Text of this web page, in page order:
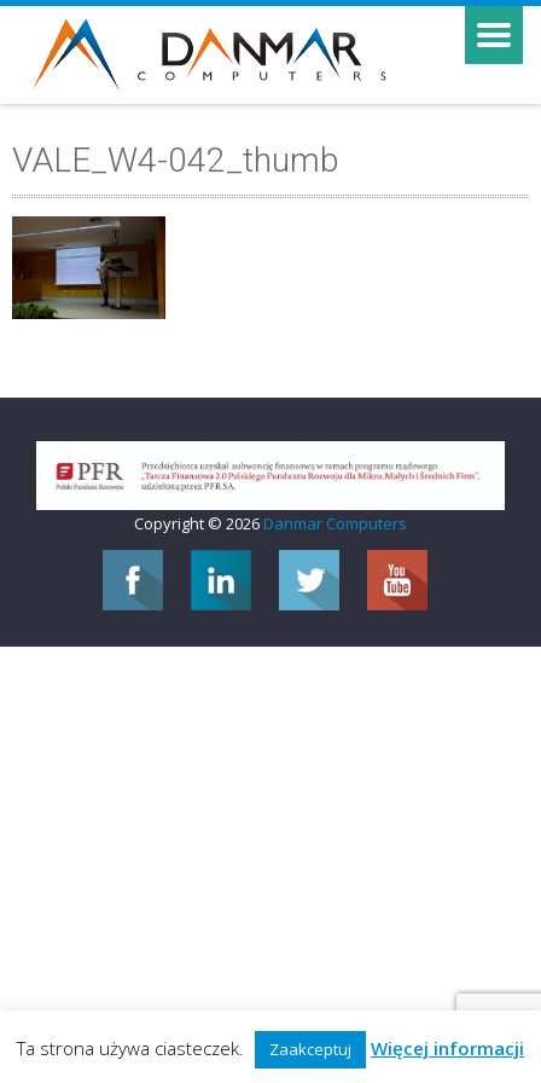
VALE_W4-042_thumb
Copyright © 2026 Danmar Computers
Ta strona używa ciasteczek. Zaakceptuj Więcej informacji